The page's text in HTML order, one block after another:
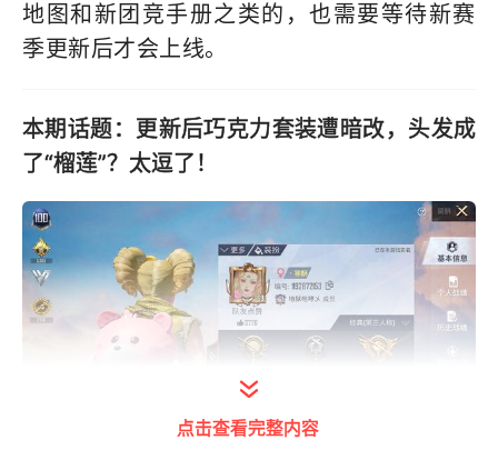
地图和新团竞手册之类的，也需要等待新赛
季更新后才会上线。
本期话题：更新后巧克力套装遭暗改，头发成
了“榴莲”？太逗了！
点击查看完整内容